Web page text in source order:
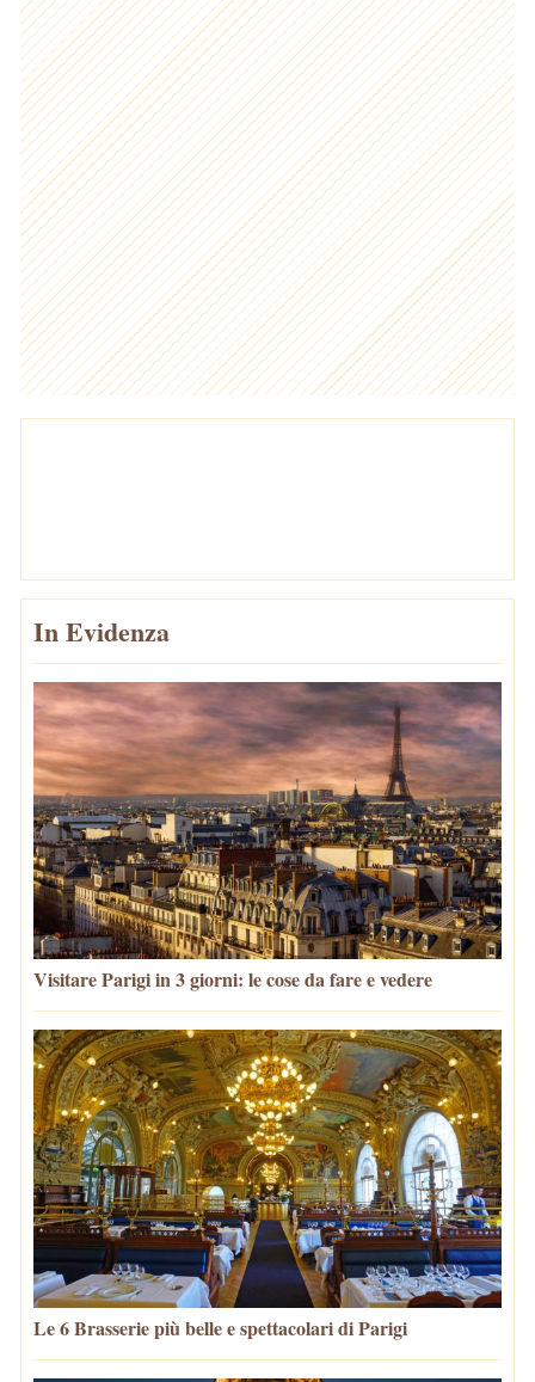
In Evidenza
Visitare Parigi in 3 giorni: le cose da fare e vedere
Le 6 Brasserie più belle e spettacolari di Parigi